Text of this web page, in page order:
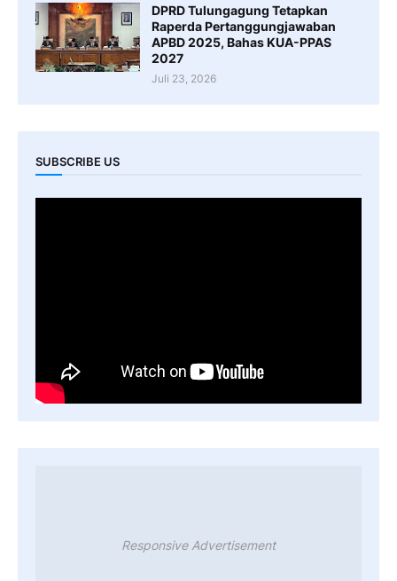
DPRD Tulungagung Tetapkan
Raperda Pertanggungjawaban
APBD 2025, Bahas KUA-PPAS
2027
Juli 23, 2026
SUBSCRIBE US
Responsive Advertisement